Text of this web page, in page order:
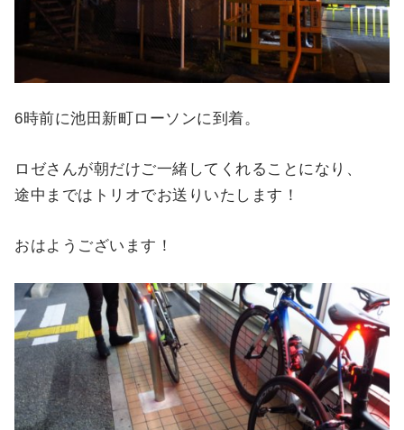
6時前に池田新町ローソンに到着。
ロゼさんが朝だけご一緒してくれることになり、
途中まではトリオでお送りいたします！
おはようございます！